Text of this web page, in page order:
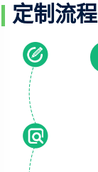
定制流程